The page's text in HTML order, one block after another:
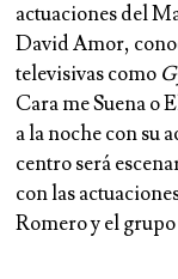
actuaciones del
David Amor,
televisivas como
Cara me Suena o
a la noche con su
centro será
con las
Romero y el